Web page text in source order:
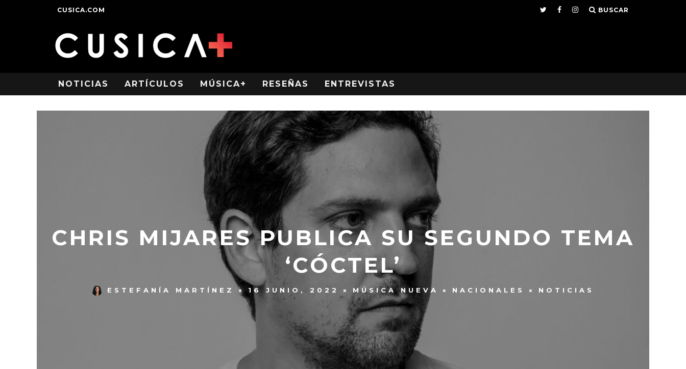
CUSICA.COM BUSCAR
NOTICIAS ARTÍCULOS MÚSICA+ RESEÑAS ENTREVISTAS
CHRIS MIJARES PUBLICA SU SEGUNDO TEMA
‘CÓCTEL’
ESTEFANÍA MARTÍNEZ 16 JUNIO, 2022 MÚSICA NUEVA NACIONALES NOTICIAS